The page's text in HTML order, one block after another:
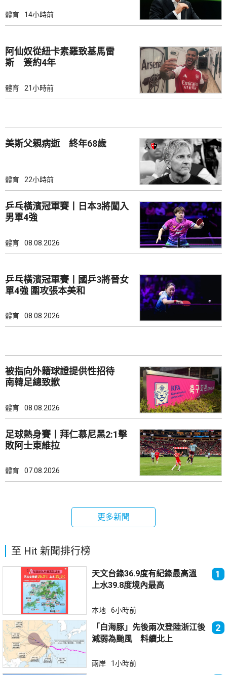
體育 14小時前
阿仙奴從紐卡素羅致基馬雷
斯 簽約4年
體育 21小時前
美斯父親病逝 終年68歲
體育 22小時前
乒乓橫濱冠軍賽丨日本3將闖入
男單4強
體育 08.08.2026
乒乓橫濱冠軍賽丨國乒3將晉女
單4強 圍攻張本美和
體育 08.08.2026
被指向外籍球證提供性招待
南韓足總致歉
體育 08.08.2026
足球熱身賽丨拜仁慕尼黑2:1擊
敗阿士東維拉
體育 07.08.2026
更多新聞
至 Hit 新聞排行榜
天文台錄36.9度有紀錄最高溫
上水39.8度境內最高
1
本地 6小時前
「白海豚」先後兩次登陸浙江後
減弱為颱風 料續北上
2
兩岸 1小時前